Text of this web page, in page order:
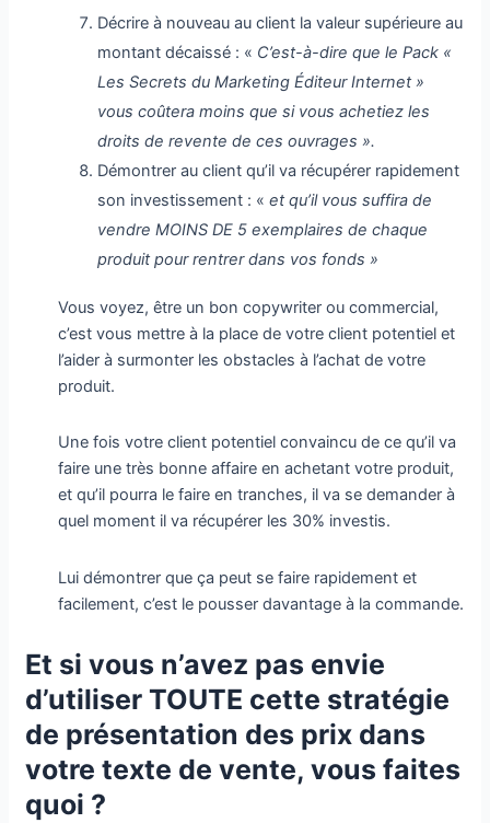
Décrire à nouveau au client la valeur supérieure au
montant décaissé : « C’est-à-dire que le Pack «
Les Secrets du Marketing Éditeur Internet »
vous coûtera moins que si vous achetiez les
droits de revente de ces ouvrages ».
Démontrer au client qu’il va récupérer rapidement
son investissement : «et qu’il vous suffira de
vendre MOINS DE 5 exemplaires de chaque
produit pour rentrer dans vos fonds »
Vous voyez, être un bon copywriter ou commercial,
c’est vous mettre à la place de votre client potentiel et
l’aider à surmonter les obstacles à l’achat de votre
produit.
Une fois votre client potentiel convaincu de ce qu’il va
faire une très bonne affaire en achetant votre produit,
et qu’il pourra le faire en tranches, il va se demander à
quel moment il va récupérer les 30% investis.
Lui démontrer que ça peut se faire rapidement et
facilement, c’est le pousser davantage à la commande.
Et si vous n’avez pas envie
d’utiliser TOUTE cette stratégie
de présentation des prix dans
votre texte de vente, vous faites
quoi ?